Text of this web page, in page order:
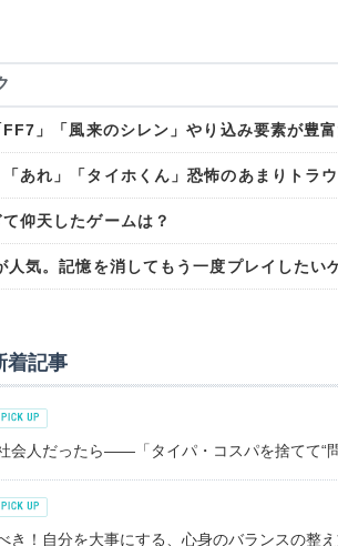
FF7」「風来のシレン」やり込み要素が豊
「あれ」「タイホくん」恐怖のあまりトラ
仰天したゲームは？
人気。記憶を消してもう一度プレイしたい
着記事
会人だったら――「タイパ・コスパを捨てて“問
き！自分を大事にする、心身のバランスの整